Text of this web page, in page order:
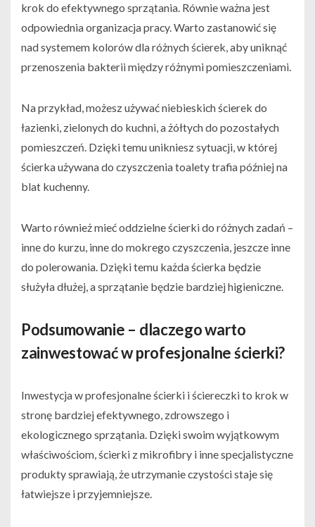
krok do efektywnego sprzątania. Równie ważna jest
odpowiednia organizacja pracy. Warto zastanowić się
nad systemem kolorów dla różnych ścierek, aby uniknąć
przenoszenia bakterii między różnymi pomieszczeniami.
Na przykład, możesz używać niebieskich ścierek do
łazienki, zielonych do kuchni, a żółtych do pozostałych
pomieszczeń. Dzięki temu unikniesz sytuacji, w której
ścierka używana do czyszczenia toalety trafia później na
blat kuchenny.
Warto również mieć oddzielne ścierki do różnych zadań –
inne do kurzu, inne do mokrego czyszczenia, jeszcze inne
do polerowania. Dzięki temu każda ścierka będzie
służyła dłużej, a sprzątanie będzie bardziej higieniczne.
Podsumowanie – dlaczego warto
zainwestować w profesjonalne ścierki?
Inwestycja w profesjonalne ścierki i ściereczki to krok w
stronę bardziej efektywnego, zdrowszego i
ekologicznego sprzątania. Dzięki swoim wyjątkowym
właściwościom, ścierki z mikrofibry i inne specjalistyczne
produkty sprawiają, że utrzymanie czystości staje się
łatwiejsze i przyjemniejsze.